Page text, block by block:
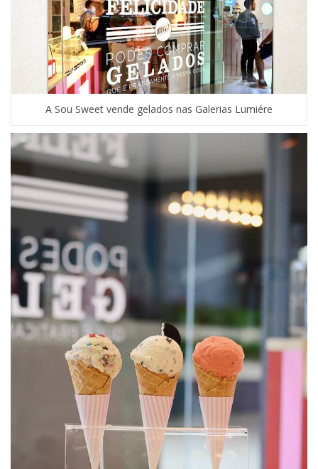
A Sou Sweet vende gelados nas Galerias Lumiére